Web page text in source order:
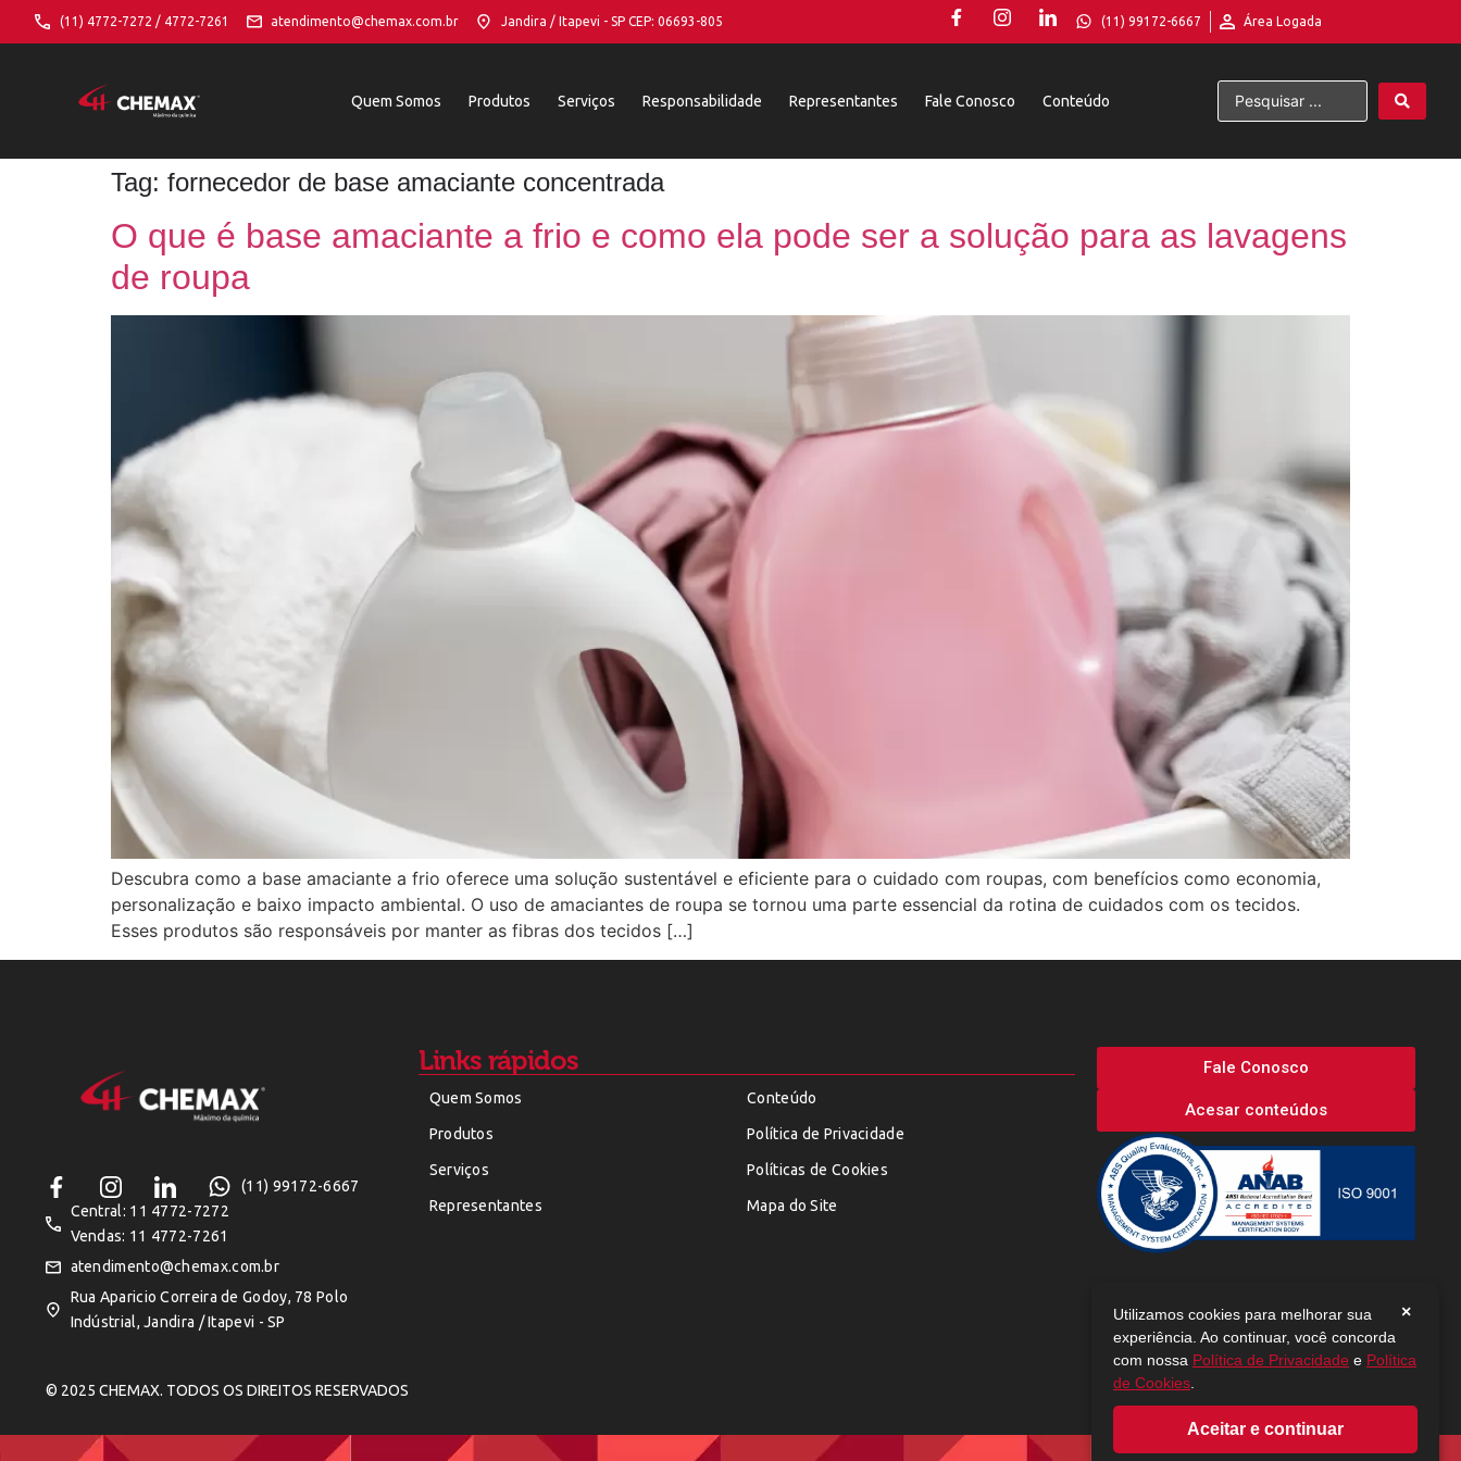
(11) 4772-7272 / 4772-7261 atendimento@chemax.com.br Jandira / Itapevi - SP CEP: 06693-805 (11) 99172-6667 Área Logada
Quem Somos Produtos Serviços Responsabilidade Representantes Fale Conosco Conteúdo
Tag: fornecedor de base amaciante concentrada
O que é base amaciante a frio e como ela pode ser a solução para as lavagens
de roupa
Descubra como a base amaciante a frio oferece uma solução sustentável e eficiente para o cuidado com roupas, com benefícios como economia,
personalização e baixo impacto ambiental. O uso de amaciantes de roupa se tornou uma parte essencial da rotina de cuidados com os tecidos.
Esses produtos são responsáveis por manter as fibras dos tecidos […]
(11) 99172-6667
Central: 11 4772-7272
Vendas: 11 4772-7261
atendimento@chemax.com.br
Rua Aparicio Correira de Godoy, 78 Polo
Indústrial, Jandira / Itapevi - SP
Links rápidos
Quem Somos
Produtos
Serviços
Representantes
Conteúdo
Política de Privacidade
Políticas de Cookies
Mapa do Site
Fale Conosco
Acesar conteúdos
© 2025 CHEMAX. TODOS OS DIREITOS RESERVADOS
×
Utilizamos cookies para melhorar sua
experiência. Ao continuar, você concorda
com nossa Política de Privacidade e Política
de Cookies
Aceitar e continuar